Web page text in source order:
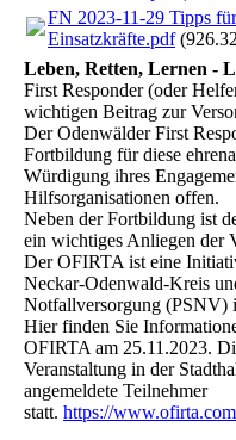
FN 2023-11-29 Tipps
Einsatzkräfte.pdf
Leben, Retten, Lernen -
First Responder (oder
wichtigen Beitrag zur
Der Odenwälder First
Fortbildung für diese
Würdigung ihres
Hilfsorganisationen offen.
Neben der Fortbildung ist
ein wichtiges Anliegen der
Der OFIRTA ist eine
Neckar-Odenwald-Kreis
Notfallversorgung (PSNV)
Hier finden Sie
OFIRTA am 25.11.2023.
Veranstaltung in der
angemeldete Teilnehmer
statt. https://